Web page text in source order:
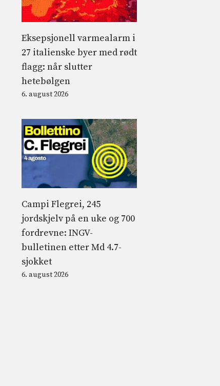
Eksepsjonell varmealarm i
27 italienske byer med rødt
flagg: når slutter
hetebølgen
6. august 2026
Campi Flegrei, 245
jordskjelv på en uke og 700
fordrevne: INGV-
bulletinen etter Md 4.7-
sjokket
6. august 2026